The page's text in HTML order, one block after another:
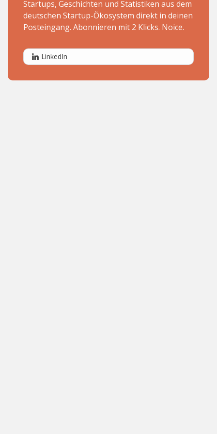
Startups, Geschichten und Statistiken aus dem
deutschen Startup-Ökosystem direkt in deinen
Posteingang. Abonnieren mit 2 Klicks. Noice.
LinkedIn